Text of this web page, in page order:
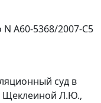
N А60-5368/2007-С5
суд в
Щеклеиной Л.Ю.,